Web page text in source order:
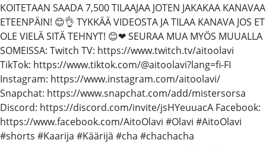
KOITETAAN SAADA 7,500 TILAAJAA JOTEN JAKAKAA KANAVAA
ETEENPÄIN! 😊👌 TYKKÄÄ VIDEOSTA JA TILAA KANAVA JOS ET
OLE VIELÄ SITÄ TEHNYT! 😊❤ SEURAA MUA MYÖS MUUALLA
SOMEISSA: Twitch TV: https://www.twitch.tv/aitoolavi
TikTok: https://www.tiktok.com/@aitoolavi?lang=fi-FI
Instagram: https://www.instagram.com/aitoolavi/
Snapchat: https://www.snapchat.com/add/mistersorsa
Discord: https://discord.com/invite/jsHYeuuacA Facebook:
https://www.facebook.com/AitoOlavi #Olavi #AitoOlavi
#shorts #Kaarija #Käärijä #cha #chachacha